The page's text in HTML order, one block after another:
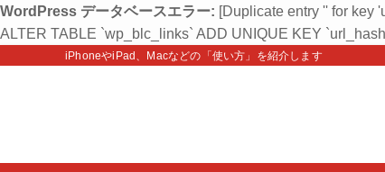
WordPress データベースエラー: [Duplicate entry '' for key
ALTER TABLE `wp_blc_links` ADD UNIQUE KEY
iPhoneやiPad、Macなどの「使い方」を紹介します